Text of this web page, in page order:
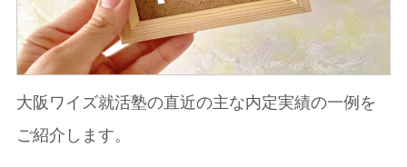
大阪ワイズ就活塾の直近の主な内定実績の一例を
ご紹介します。